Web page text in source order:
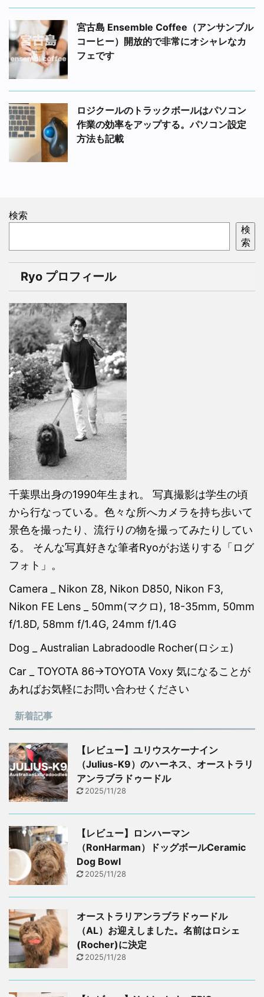
宮古島 Ensemble Coffee（アンサンブル
コーヒー）開放的で非常にオシャレなカ
フェです
ロジクールのトラックボールはパソコン
作業の効率をアップする。パソコン設定
方法も記載
検索
検
索
Ryo プロフィール
千葉県出身の1990年生まれ。 写真撮影は学生の頃
から行なっている。色々な所へカメラを持ち歩いて
景色を撮ったり、流行りの物を撮ってみたりしてい
る。 そんな写真好きな筆者Ryoがお送りする「ログ
フォト」。
Camera _ Nikon Z8, Nikon D850, Nikon F3,
Nikon FE Lens _ 50mm(マクロ), 18-35mm, 50mm
f/1.8D, 58mm f/1.4G, 24mm f/1.4G
Dog _ Australian Labradoodle Rocher(ロシェ)
Car _ TOYOTA 86→TOYOTA Voxy 気になることが
あればお気軽にお問い合わせください
新着記事
【レビュー】ユリウスケーナイン
（Julius-K9）のハーネス、オーストラリ
アンラブラドゥードル
2025/11/28
【レビュー】ロンハーマン
（RonHarman）ドッグボールCeramic
Dog Bowl
2025/11/28
オーストラリアンラブラドゥードル
（AL）お迎えしました。名前はロシェ
(Rocher)に決定
2025/11/28